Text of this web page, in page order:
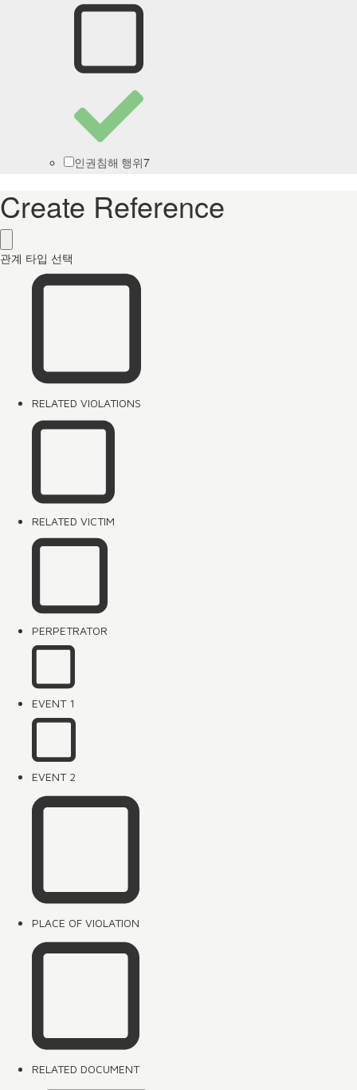
인권침해 행위7
Create Reference
관계 타입 선택
RELATED VIOLATIONS
RELATED VICTIM
PERPETRATOR
EVENT 1
EVENT 2
PLACE OF VIOLATION
RELATED DOCUMENT